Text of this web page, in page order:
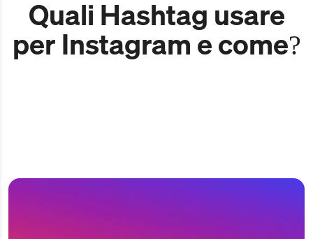
Quali Hashtag usare
per Instagram e come?